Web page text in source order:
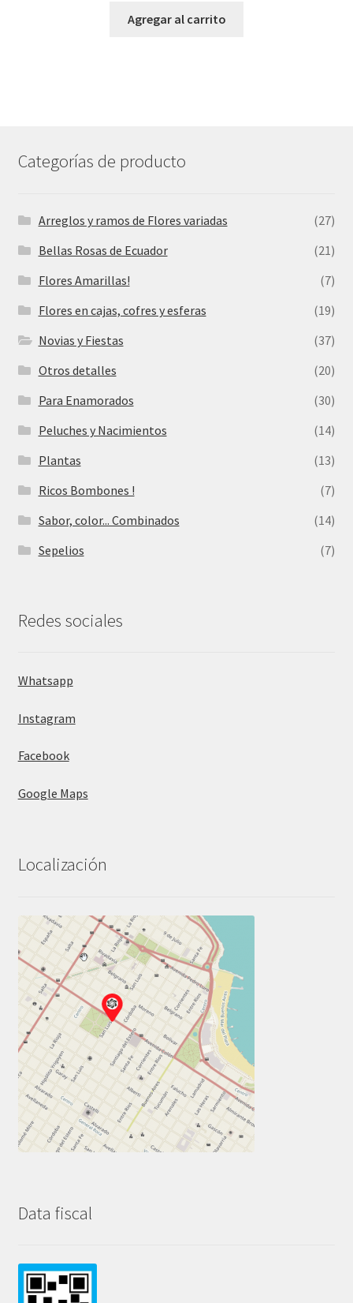
Agregar al carrito
Categorías de producto
Arreglos y ramos de Flores variadas
(27)
Bellas Rosas de Ecuador
(21)
Flores Amarillas!
(7)
Flores en cajas, cofres y esferas
(19)
Novias y Fiestas
(37)
Otros detalles
(20)
Para Enamorados
(30)
Peluches y Nacimientos
(14)
Plantas
(13)
Ricos Bombones !
(7)
Sabor, color... Combinados
(14)
Sepelios
(7)
Redes sociales
Whatsapp
Instagram
Facebook
Google Maps
Localización
Data fiscal